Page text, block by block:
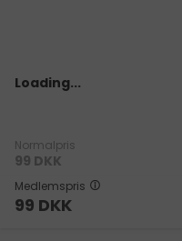
Loading...
Normalpris
99 DKK
Medlemspris
99 DKK